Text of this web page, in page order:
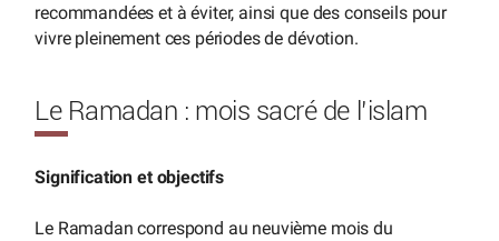
recommandées et à éviter, ainsi que des conseils pour
vivre pleinement ces périodes de dévotion.
Le Ramadan : mois sacré de l’islam
Signification et objectifs
Le Ramadan correspond au neuvième mois du